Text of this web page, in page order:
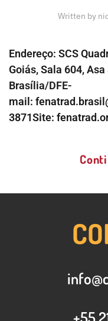
Written by
Endereço: SCS
Goiás, Sala 604,
Brasília/DFE-
mail:
3871Site: